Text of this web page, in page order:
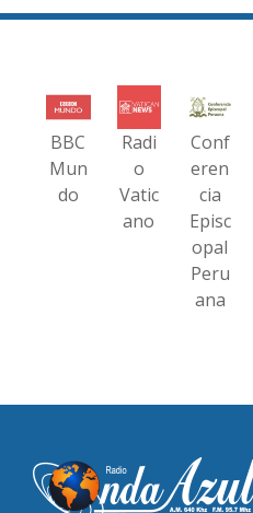
BBC
Mun
do
Radi
o
Vatic
ano
Conf
eren
cia
Episc
opal
Peru
ana